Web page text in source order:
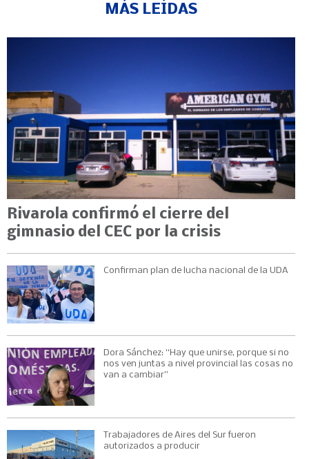
MÁS LEÍDAS
Rivarola confirmó el cierre del
gimnasio del CEC por la crisis
Confirman plan de lucha nacional de la UDA
Dora Sánchez: “Hay que unirse, porque si no
nos ven juntas a nivel provincial las cosas no
van a cambiar”
Trabajadores de Aires del Sur fueron
autorizados a producir